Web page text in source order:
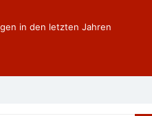
in den letzten Jahren